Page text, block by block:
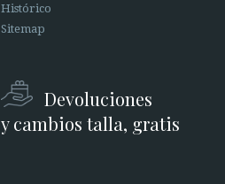
Histórico
Sitemap
Devoluciones
y cambios talla, gratis